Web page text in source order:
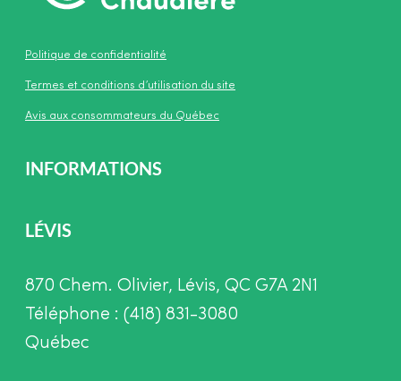
Politique de confidentialité
Termes et conditions d’utilisation du site
Avis aux consommateurs du Québec
INFORMATIONS
LÉVIS
870 Chem. Olivier, Lévis, QC G7A 2N1
Téléphone : (418) 831-3080
Québec